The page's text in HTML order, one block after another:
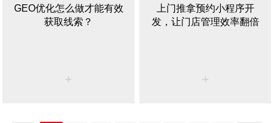
GEO优化怎么做才能有效
获取线索？
+
上门推拿预约小程序开
发，让门店管理效率翻倍
+